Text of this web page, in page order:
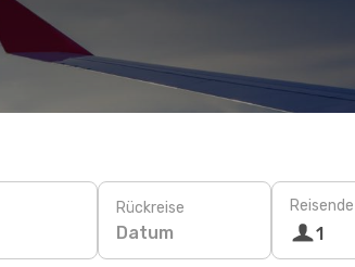
Rückreise
Datum
Reisende
1